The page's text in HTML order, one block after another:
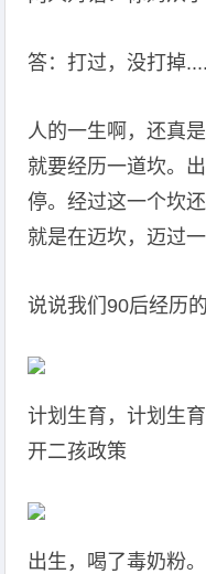
答：打过，没打掉
人的一生啊，还真
就要经历一道坎。
停。经过这一个坎
就是在迈坎，迈过
说说我们90后经历
计划生育，计划生
开二孩政策
出生，喝了毒奶粉